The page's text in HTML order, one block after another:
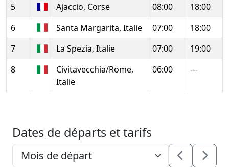
5
Ajaccio, Corse 08:00
18:00
6
Santa Margarita, Italie 07:00
18:00
7
La Spezia, Italie 07:00
19:00
8
Civitavecchia/Rome,
Italie
06:00 ---
Dates de départs et tarifs